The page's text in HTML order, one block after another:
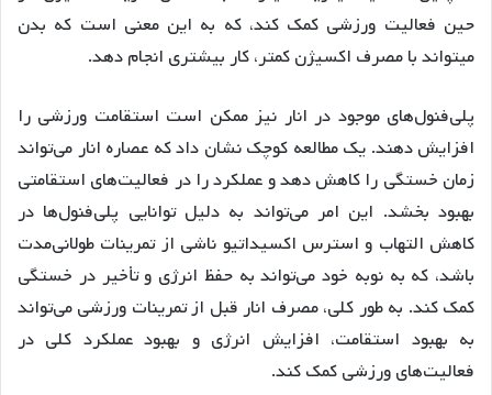
حین فعالیت ورزشی کمک کند، که به این معنی است که بدن
میتواند با مصرف اکسیژن کمتر، کار بیشتری انجام دهد.
پلی‌فنول‌های موجود در انار نیز ممکن است استقامت ورزشی را
افزایش دهند. یک مطالعه کوچک نشان داد که عصاره انار می‌تواند
زمان خستگی را کاهش دهد و عملکرد را در فعالیت‌های استقامتی
بهبود بخشد. این امر می‌تواند به دلیل توانایی پلی‌فنول‌ها در
کاهش التهاب و استرس اکسیداتیو ناشی از تمرینات طولانی‌مدت
باشد، که به نوبه خود می‌تواند به حفظ انرژی و تأخیر در خستگی
کمک کند. به طور کلی، مصرف انار قبل از تمرینات ورزشی می‌تواند
به بهبود استقامت، افزایش انرژی و بهبود عملکرد کلی در
فعالیت‌های ورزشی کمک کند.